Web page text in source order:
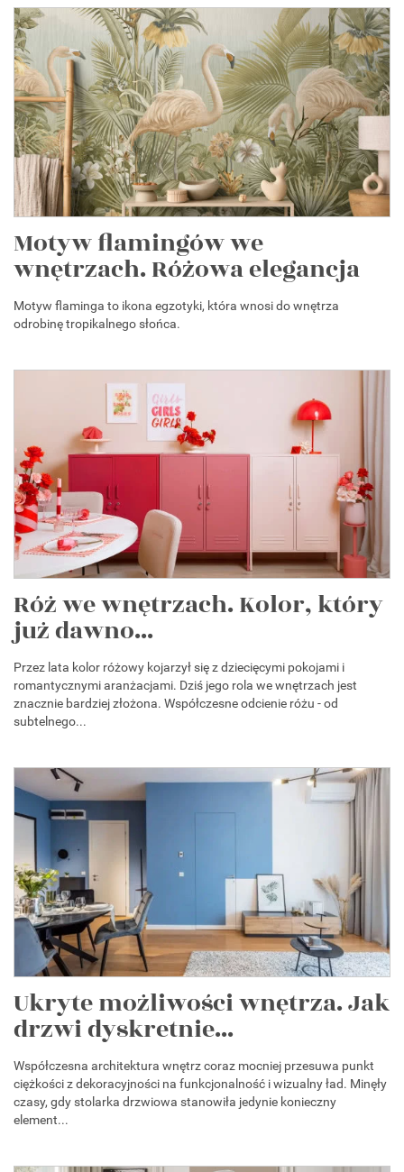
Motyw flamingów we
wnętrzach. Różowa elegancja
Motyw flaminga to ikona egzotyki, która wnosi do wnętrza
odrobinę tropikalnego słońca.
Róż we wnętrzach. Kolor, który
już dawno...
Przez lata kolor różowy kojarzył się z dziecięcymi pokojami i
romantycznymi aranżacjami. Dziś jego rola we wnętrzach jest
znacznie bardziej złożona. Współczesne odcienie różu - od
subtelnego...
Ukryte możliwości wnętrza. Jak
drzwi dyskretnie...
Współczesna architektura wnętrz coraz mocniej przesuwa punkt
ciężkości z dekoracyjności na funkcjonalność i wizualny ład. Minęły
czasy, gdy stolarka drzwiowa stanowiła jedynie konieczny
element...